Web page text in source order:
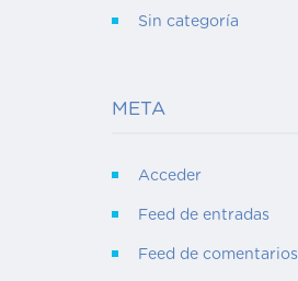
Sin categoría
META
Acceder
Feed de entradas
Feed de comentarios